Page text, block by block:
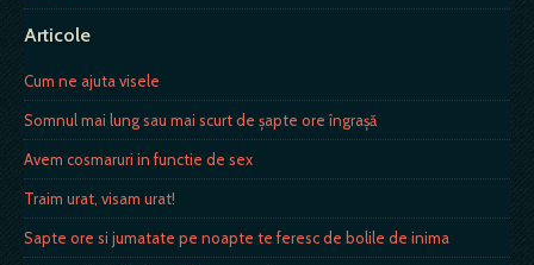
Articole
Cum ne ajuta visele
Somnul mai lung sau mai scurt de şapte ore îngraşă
Avem cosmaruri in functie de sex
Traim urat, visam urat!
Sapte ore si jumatate pe noapte te feresc de bolile de inima